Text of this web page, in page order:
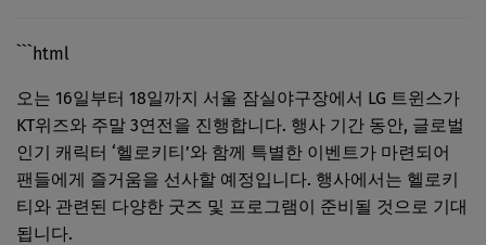
```html
오는 16일부터 18일까지 서울 잠실야구장에서 LG 트윈스가
KT위즈와 주말 3연전을 진행합니다. 행사 기간 동안, 글로벌
인기 캐릭터 ‘헬로키티’와 함께 특별한 이벤트가 마련되어
팬들에게 즐거움을 선사할 예정입니다. 행사에서는 헬로키
티와 관련된 다양한 굿즈 및 프로그램이 준비될 것으로 기대
됩니다.